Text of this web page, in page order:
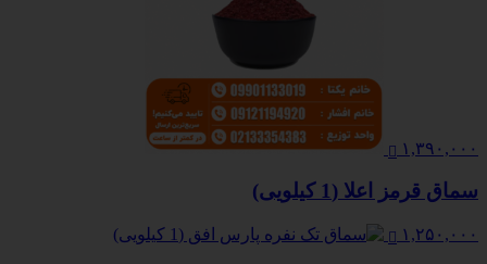
۱,۳۹۰,۰۰۰
سماق قرمز اعلا (1 کیلویی)
۱,۲۵۰,۰۰۰